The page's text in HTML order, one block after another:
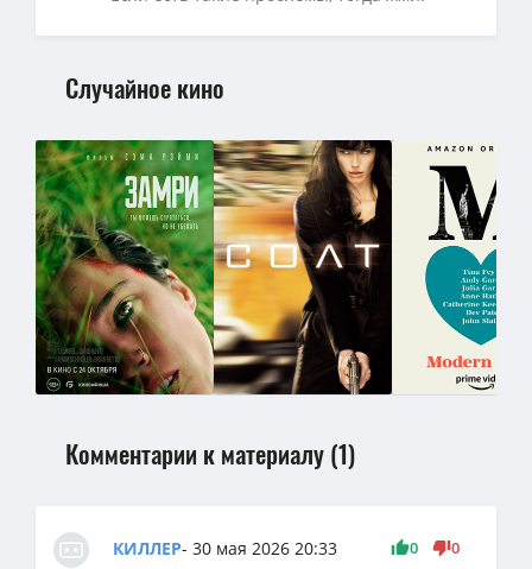
Случайное кино
Комментарии к материалу (1)
КИЛЛЕР- 30 мая 2026 20:33 0 0